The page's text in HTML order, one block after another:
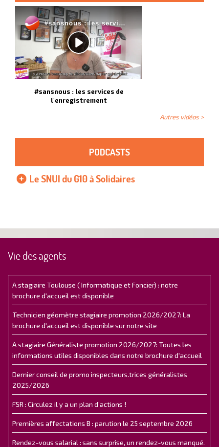
#sansnous : les services de
l'enregistrement
Autres vidéos >
PODCASTS
Le SNUI du G10 à Solidaires
Vie des agents
A stagiaire Toulouse ( Informatique et Foncier) : notre
brochure d'accueil est disponible
Technicien géomètre stagiaire promotion 2026/2027: La
brochure d'accueil est disponible sur notre site
A stagiaire Généraliste promotion 2026/2027: Toutes les
informations utiles disponibles dans notre brochure d'accueil
Dernier conseil de promo inspecteurs.trices généralistes
2025/2026
FSR : Circulez il y a un plan d’actions !
Premières affectations B : parution le 25 septembre 2026
Rendez-vous salarial : sans surprise, un rendez-vous manqué.